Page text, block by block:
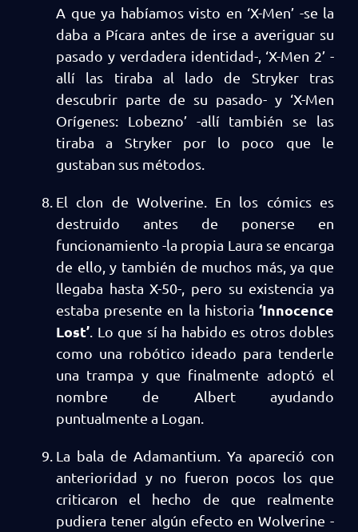
A que ya habíamos visto en ‘X-Men’ -se la
daba a Pícara antes de irse a averiguar su
pasado y verdadera identidad-, ‘X-Men 2’ -
allí las tiraba al lado de Stryker tras
descubrir parte de su pasado- y ‘X-Men
Orígenes: Lobezno’ -allí también se las
tiraba a Stryker por lo poco que le
gustaban sus métodos.
El clon de Wolverine. En los cómics es
destruido antes de ponerse en
funcionamiento -la propia Laura se encarga
de ello, y también de muchos más, ya que
llegaba hasta X-50-, pero su existencia ya
estaba presente en la historia ‘Innocence
Lost’ . Lo que sí ha habido es otros dobles
como una robótico ideado para tenderle
una trampa y que finalmente adoptó el
nombre de Albert ayudando
puntualmente a Logan.
La bala de Adamantium. Ya apareció con
anterioridad y no fueron pocos los que
criticaron el hecho de que realmente
pudiera tener algún efecto en Wolverine -